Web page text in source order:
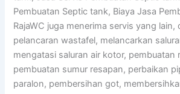
Pembuatan Septic tank, Biaya Jasa
RajaWC juga menerima servis yang lain,
pelancaran wastafel, melancarkan
mengatasi saluran air kotor, pembuatan
pembuatan sumur resapan, perbaikan
paralon, pembersihan got,